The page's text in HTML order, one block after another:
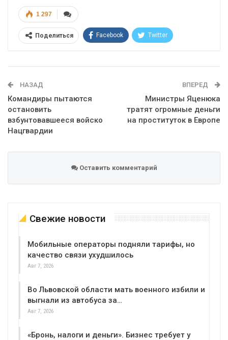
1 297
Поделиться Facebook Twitter
НАЗАД
Командиры пытаются
остановить
взбунтовавшееся войско
Нацгвардии
ВПЕРЕД
Министры Яценюка
тратят огромные деньги
на проституток в Европе
Оставить комментарий
Свежие новости
Мобильные операторы подняли тарифы, но
качество связи ухудшилось
Авг 7, 2026
Во Львовской области мать военного избили и
выгнали из автобуса за…
Авг 7, 2026
«Бронь, налоги и деньги». Бизнес требует у